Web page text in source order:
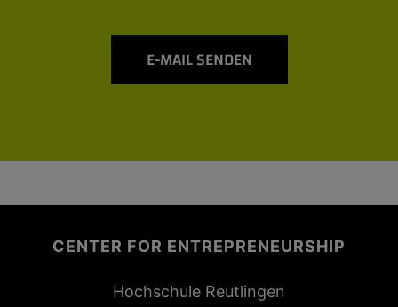
E-MAIL SENDEN
CENTER FOR ENTREPRENEURSHIP
Hochschule Reutlingen